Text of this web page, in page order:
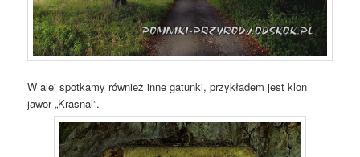
W alei spotkamy również inne gatunki, przykładem jest klon
jawor „Krasnal”.